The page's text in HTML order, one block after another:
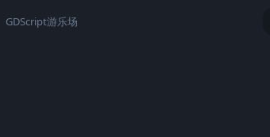
GDScript游乐场